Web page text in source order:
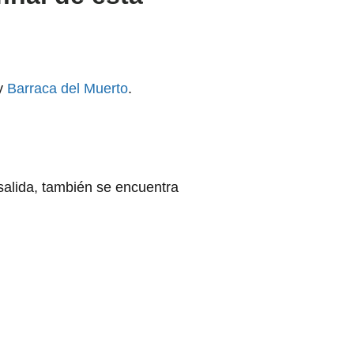
Barraca del Muerto.
también se encuentra